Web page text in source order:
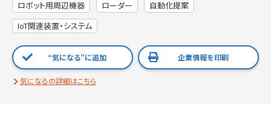
ロボット用周辺機器 ローダー
自動化提案
IoT関連装置・システム
“気になる”に追加 企業情報を印刷
気になるの詳細はこちら